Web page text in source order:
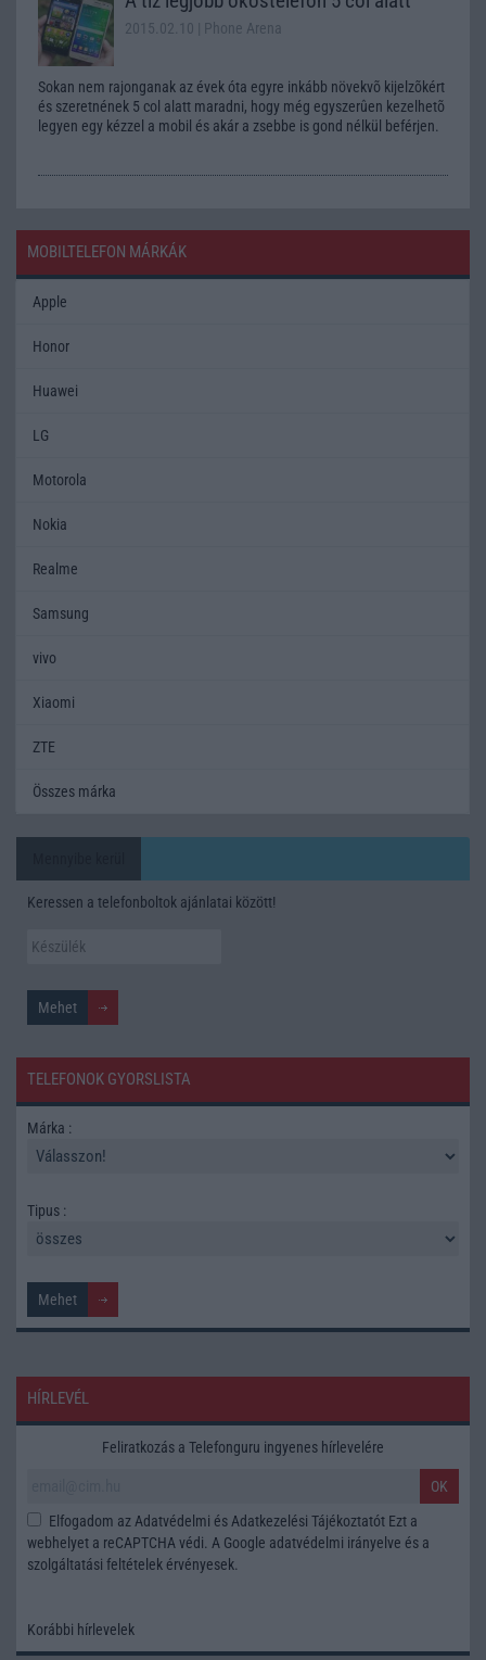
2015.02.10 | Phone Arena
Sokan nem rajonganak az évek óta egyre inkább növekvõ kijelzõkért
és szeretnének 5 col alatt maradni, hogy még egyszerûen kezelhetõ
legyen egy kézzel a mobil és akár a zsebbe is gond nélkül beférjen.
MOBILTELEFON MÁRKÁK
Apple
Honor
Huawei
LG
Motorola
Nokia
Realme
Samsung
vivo
Xiaomi
ZTE
Összes márka
Keressen a telefonboltok ajánlatai között!
TELEFONOK GYORSLISTA
Márka :
Tipus :
HÍRLEVÉL
Feliratkozás a Telefonguru ingyenes hírlevelére
OK
Elfogadom az Adatvédelmi és Adatkezelési Tájékoztatót Ezt a
webhelyet a reCAPTCHA védi. A Google adatvédelmi irányelve és a
szolgáltatási feltételek érvényesek.
Korábbi hírlevelek